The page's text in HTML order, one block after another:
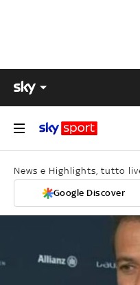
News e Highlights, tutto
Google Discover